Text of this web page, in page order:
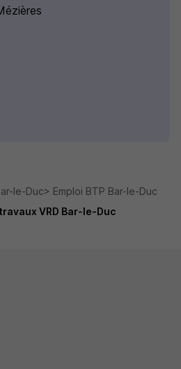
le-Duc
Emploi BTP Bar-le-Duc
VRD Bar-le-Duc